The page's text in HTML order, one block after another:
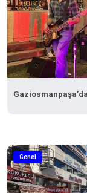
Genel